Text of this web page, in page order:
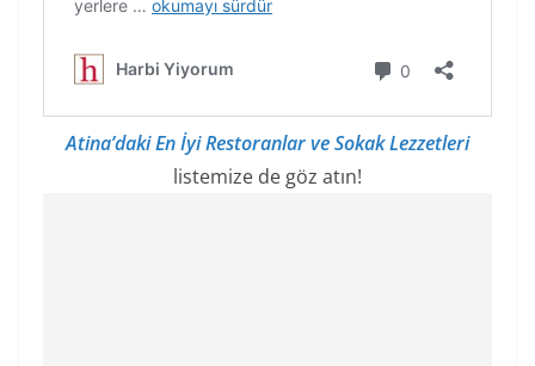
Atina’daki En İyi Restoranlar ve Sokak Lezzetleri
listemize de göz atın!